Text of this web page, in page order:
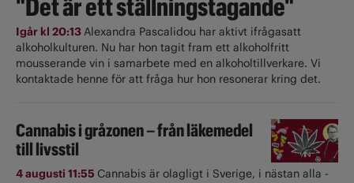
"Det är ett ställningstagande"
Igår kl 20:13Alexandra Pascalidou har aktivt ifrågasatt
alkoholkulturen. Nu har hon tagit fram ett alkoholfritt
mousserande vin i samarbete med en alkoholtillverkare. Vi
kontaktade henne för att fråga hur hon resonerar kring det.
Cannabis i gråzonen – från läkemedel
till livsstil
4 augusti 11:55 Cannabis är olagligt i ­Sverige, i nästan alla ­